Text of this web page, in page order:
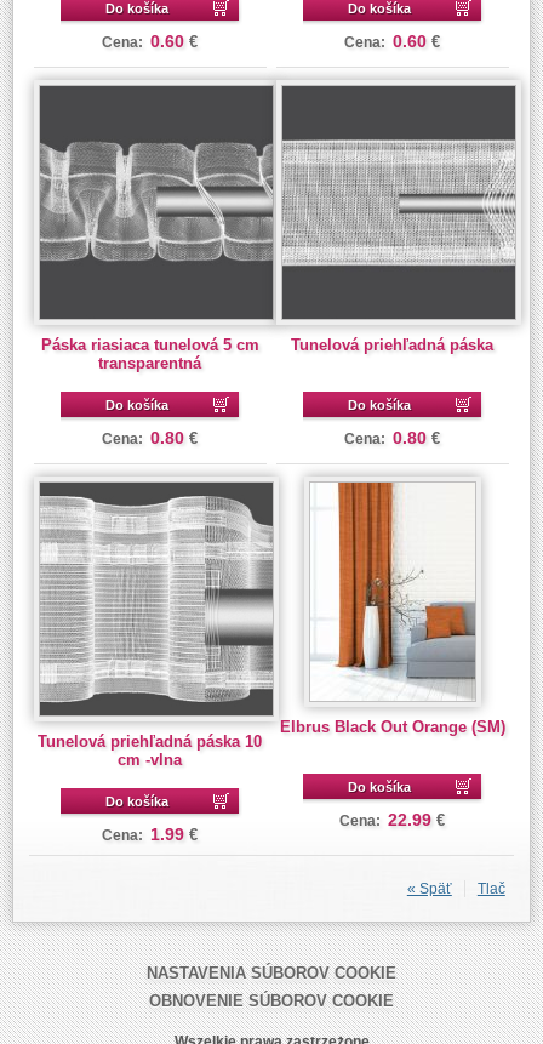
Do košíka
Cena: 0.60 €
Do košíka
Cena: 0.60 €
Páska riasiaca tunelová 5 cm
transparentná
Do košíka
Cena: 0.80 €
Tunelová priehľadná páska
Do košíka
Cena: 0.80 €
Tunelová priehľadná páska 10
cm -vlna
Do košíka
Cena: 1.99 €
Elbrus Black Out Orange (SM)
Do košíka
Cena: 22.99 €
Tlač
« Späť
NASTAVENIA SÚBOROV COOKIE
OBNOVENIE SÚBOROV COOKIE